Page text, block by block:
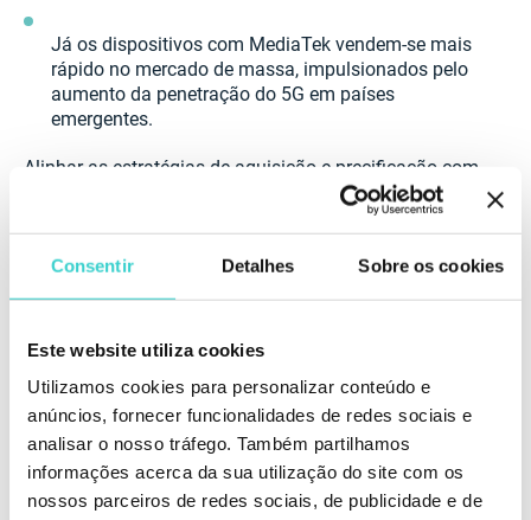
Consentir Detalhes Sobre os cookies
Este website utiliza cookies
Utilizamos cookies para personalizar conteúdo e
anúncios, fornecer funcionalidades de redes sociais e
analisar o nosso tráfego. Também partilhamos
informações acerca da sua utilização do site com os
nossos parceiros de redes sociais, de publicidade e de
Já os dispositivos com MediaTek vendem-se mais
rápido no mercado de massa, impulsionados pelo
aumento da penetração do 5G em países
emergentes.
Alinhar as estratégias de aquisição e precificação com
essas tendências permite aos revendedores
diversificar o estoque, alcançar diferentes segmentos
de clientes e melhorar a rentabilidade geral.
Conclusão
O processador de um smartphone determina não
e potencial de revenda. Os chipsets Snapdragon
continuam liderando em termos de estabilidade e
desempenho a longo prazo, enquanto a MediaTek,
através de inovações rápidas e amplo alcance de
mercado, está redefinindo as expectativas do